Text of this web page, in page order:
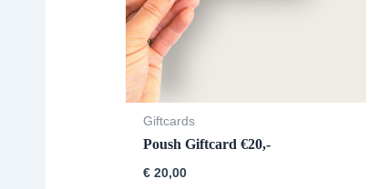
Giftcards
Poush Giftcard €20,-
€ 20,00